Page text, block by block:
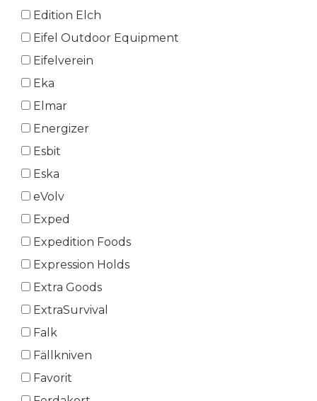
Edition Elch
Eifel Outdoor Equipment
Eifelverein
Eka
Elmar
Energizer
Esbit
Eska
eVolv
Exped
Expedition Foods
Expression Holds
Extra Goods
ExtraSurvival
Falk
Fällkniven
Favorit